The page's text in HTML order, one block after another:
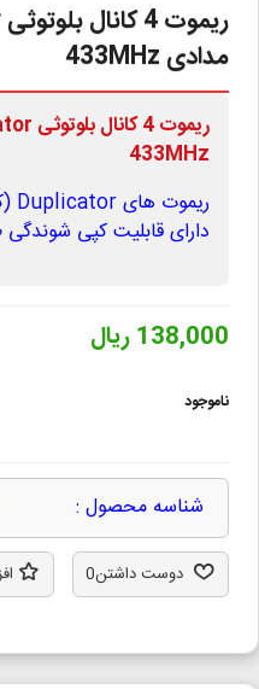
مدادی 433MHz
433MHz
دارای قابلیت کپی شوندگی
138,000 ریال
ناموجود
شناسه محصول :
دوست داشتن0